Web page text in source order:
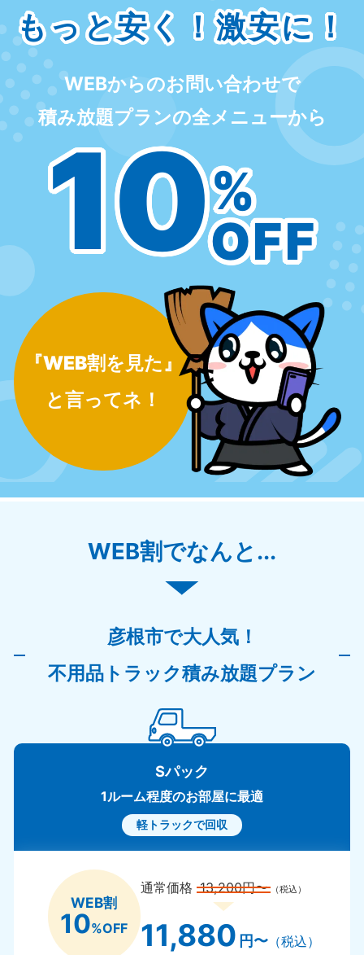
もっと安く！激安に！
WEBからのお問い合わせで
積み放題プランの全メニューから
10%
OFF
『WEB割を見た』
と言ってネ！
WEB割でなんと...
彦根市で大人気！
不用品トラック積み放題プラン
Sパック
1ルーム程度のお部屋に最適
軽トラックで回収
WEB割
10%OFF
通常価格13,200円〜 （税込）
11,880 円〜（税込）